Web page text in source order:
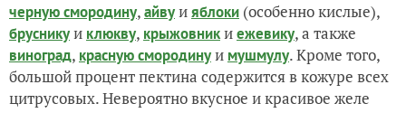
черную смородину,айвуияблоки (особенно кислые),
брусникуи клюкву, крыжовникиежевику, а также
виноград, красную смородинуи мушмулу. Кроме того,
большой процент пектина содержится в кожуре всех
цитрусовых. Невероятно вкусное и красивое желе